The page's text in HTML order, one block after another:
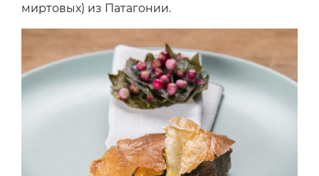
миртовых) из Патагонии.